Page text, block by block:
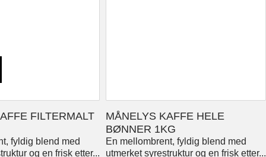
FILTERMALT
fyldig blend med
og en frisk etter...
MÅNELYS KAFFE HELE
BØNNER 1KG
En mellombrent, fyldig blend med
utmerket syrestruktur og en frisk etter...